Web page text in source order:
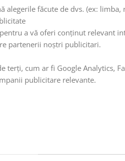
alegerile făcute de dvs. (ex:
a vă oferi conținut relevant
partenerii noștri publicitari.
terți, cum ar fi Google Analytics,
publicitare relevante.